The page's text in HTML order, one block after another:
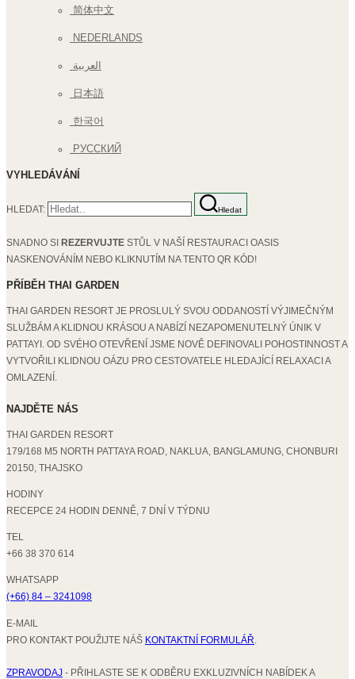
简体中文
NEDERLANDS
العربية
日本語
한국어
РУССКИЙ
VYHLEDÁVÁNÍ
HLEDAT: Hledat
SNADNO SI REZERVUJTE STŮL V NAŠÍ RESTAURACI OASIS
NASKENOVÁNÍM NEBO KLIKNUTÍM NA TENTO QR KÓD!
PŘÍBĚH THAI GARDEN
THAI GARDEN RESORT JE PROSLULÝ SVOU ODDANOSTÍ VÝJIMEČNÝM
SLUŽBÁM A KLIDNOU KRÁSOU A NABÍZÍ NEZAPOMENUTELNÝ ÚNIK V
PATTAYI. OD SVÉHO OTEVŘENÍ JSME NOVĚ DEFINOVALI POHOSTINNOST A
VYTVOŘILI KLIDNOU OÁZU PRO CESTOVATELE HLEDAJÍCÍ RELAXACI A
OMLAZENÍ.
NAJDĚTE NÁS
THAI GARDEN RESORT
179/168 M5 NORTH PATTAYA ROAD, NAKLUA, BANGLAMUNG, CHONBURI
20150, THAJSKO
HODINY
RECEPCE 24 HODIN DENNĚ, 7 DNÍ V TÝDNU
TEL
+66 38 370 614
WHATSAPP
(+66) 84 – 3241098
E-MAIL
PRO KONTAKT POUŽIJTE NÁŠ KONTAKTNÍ FORMULÁŘ
ZPRAVODAJ - PŘIHLASTE SE K ODBĚRU EXKLUZIVNÍCH NABÍDEK A